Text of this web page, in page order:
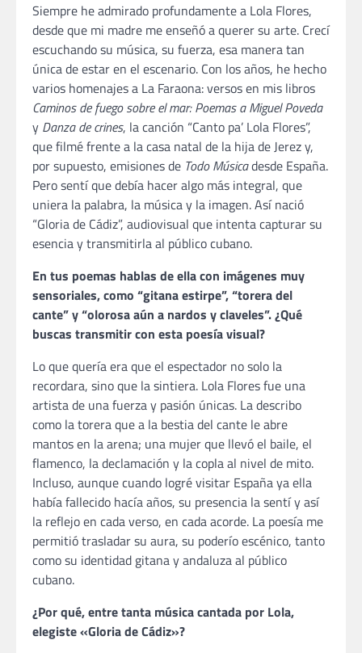
Siempre he admirado profundamente a Lola Flores,
desde que mi madre me enseñó a querer su arte. Crecí
escuchando su música, su fuerza, esa manera tan
única de estar en el escenario. Con los años, he hecho
varios homenajes a La Faraona: versos en mis libros
Caminos de fuego sobre el mar: Poemas a Miguel Poveda
y Danza de crines, la canción “Canto pa’ Lola Flores”,
que filmé frente a la casa natal de la hija de Jerez y,
por supuesto, emisiones de Todo Músicadesde España.
Pero sentí que debía hacer algo más integral, que
uniera la palabra, la música y la imagen. Así nació
“Gloria de Cádiz”, audiovisual que intenta capturar su
esencia y transmitirla al público cubano.
En tus poemas hablas de ella con imágenes muy
sensoriales, como “gitana estirpe”, “torera del
cante” y “olorosa aún a nardos y claveles”. ¿Qué
buscas transmitir con esta poesía visual?
Lo que quería era que el espectador no solo la
recordara, sino que la sintiera. Lola Flores fue una
artista de una fuerza y pasión únicas. La describo
como la torera que a la bestia del cante le abre
mantos en la arena; una mujer que llevó el baile, el
flamenco, la declamación y la copla al nivel de mito.
Incluso, aunque cuando logré visitar España ya ella
había fallecido hacía años, su presencia la sentí y así
la reflejo en cada verso, en cada acorde. La poesía me
permitió trasladar su aura, su poderío escénico, tanto
como su identidad gitana y andaluza al público
cubano.
¿Por qué, entre tanta música cantada por Lola,
elegiste «Gloria de Cádiz»?